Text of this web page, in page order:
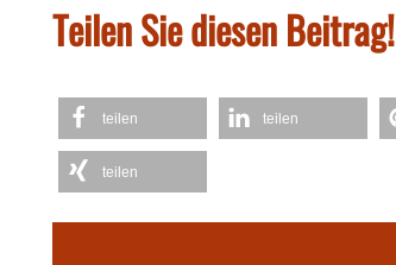
Teilen Sie diesen Beitrag!
teilen teilen
teilen